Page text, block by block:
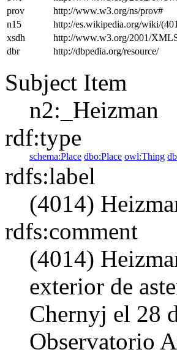
prov
http://www.w3.org/ns/prov#
n15
http://es.wikipedia.org/wiki/
xsdh
http://www.w3.org/2001/
dbr
http://dbpedia.org/resource/
Subject Item
n2:_Heizman
rdf:type
schema:Place dbo:Place owl:Thing
rdfs:label
(4014)
rdfs:comment
(4014)
exterior de
Chernyj el 28
Observatorio